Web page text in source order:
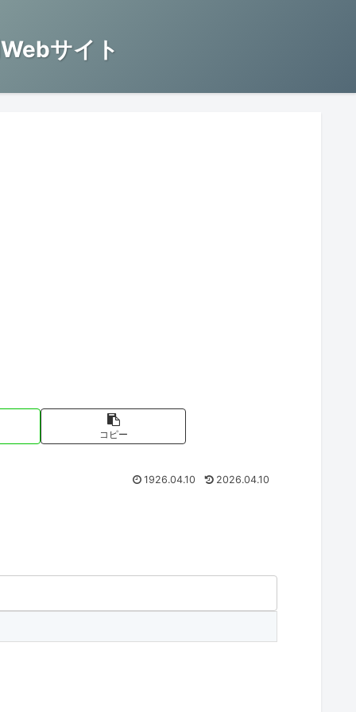
サイト
コピー
1926.04.10 2026.04.10